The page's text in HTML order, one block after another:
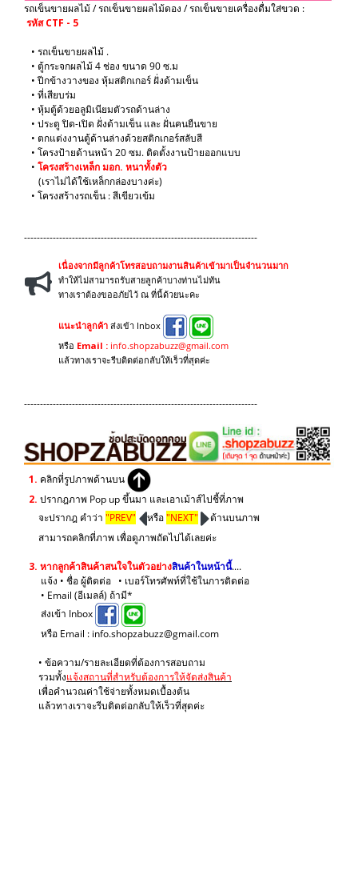
รถเข็นขายผลไม้ / รถเข็นขายผลไม้ดอง / รถเข็นขายเครื่องดื่มใส่ขวด :
รหัส CTF - 5
• รถเข็นขายผลไม้ .
• ตู้กระจกผลไม้ 4 ช่อง ขนาด 90 ซ.ม
• ปีกข้างวางของ หุ้มสติกเกอร์ ฝั่งด้ามเข็น
• ที่เสียบร่ม
• หุ้มตู้ด้วยอลูมิเนียมตัวรถด้านล่าง
• ประตู ปิด-เปิด ฝั่งด้ามเข็น และ ฝั่นคนยืนขาย
• ตกแต่งงานตู้ด้านล่างด้วยสติกเกอร์สลับสี
• โครงป้ายด้านหน้า 20 ซม. ติดตั้งงานป้ายออกแบบ
​• โครงสร้างเหล็ก มอก. หนาทั้งตัว
(เราไม่ได้ใช้เหล็กกล่องบางค่ะ)
​• โครงสร้างรถเข็น : สีเขียวเข้ม
-------------------------------------------------------------------------
เนื่องจากมีลูกค้าโทรสอบถามงานสินค้าเข้ามาเป็นจำนวนมาก
ทำให้ไม่สามารถรับสายลูกค้าบางท่านไม่ทัน
ทางเราต้องขออภัยไว้ ณ ที่นี้ด้วยนะคะ
แนะนำลูกค้า ส่งเข้า Inbox
หรือ Email : info.shopzabuzz@gmail.com
แล้วทางเราจะรีบติดต่อกลับให้เร็วที่สุดค่ะ
-------------------------------------------------------------------------
1. คลิกที่รูปภาพด้านบน
2. ปรากฎภาพ Pop up ขึ้นมา และเอาเม้าส์ไปชี้ที่ภาพ
จะปรากฎ คำว่า "PREV" หรือ"NEXT"
ด้านบนภาพ
สามารถคลิกที่ภาพ เพื่อดูภาพถัดไปได้เลยค่ะ
3. หากลูกค้าสินค้าสนใจในตัวอย่างสินค้าในหน้านี้....
แจ้ง • ชื่อ ผู้ติดต่อ • เบอร์โทรศัพท์ที่ใช้ในการติดต่อ
• Email (อีเมลล์) ถ้ามี*
ส่งเข้า Inbox
หรือ Email : info.shopzabuzz@gmail.com
• ข้อความ/รายละเอียดที่ต้องการสอบถาม
รวมทั้งแจ้งสถานที่สำหรับต้องการให้จัดส่งสินค้า
เพื่อคำนวณค่าใช้จ่ายทั้งหมดเบื้องต้น
แล้วทางเราจะรีบติดต่อกลับให้เร็วที่สุดค่ะ